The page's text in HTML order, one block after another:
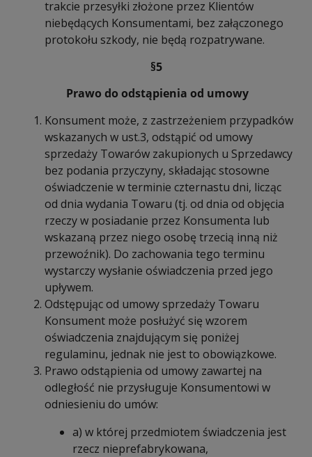
trakcie przesyłki złożone przez Klientów
niebędących Konsumentami, bez załączonego
protokołu szkody, nie będą rozpatrywane.
§5
Prawo do odstąpienia od umowy
Konsument może, z zastrzeżeniem przypadków
wskazanych w ust.3, odstąpić od umowy
sprzedaży Towarów zakupionych u Sprzedawcy
bez podania przyczyny, składając stosowne
oświadczenie w terminie czternastu dni, licząc
od dnia wydania Towaru (tj. od dnia od objęcia
rzeczy w posiadanie przez Konsumenta lub
wskazaną przez niego osobę trzecią inną niż
przewoźnik). Do zachowania tego terminu
wystarczy wysłanie oświadczenia przed jego
upływem.
Odstępując od umowy sprzedaży Towaru
Konsument może posłużyć się wzorem
oświadczenia znajdującym się poniżej
regulaminu, jednak nie jest to obowiązkowe.
Prawo odstąpienia od umowy zawartej na
odległość nie przysługuje Konsumentowi w
odniesieniu do umów:
a) w której przedmiotem świadczenia jest
rzecz nieprefabrykowana,